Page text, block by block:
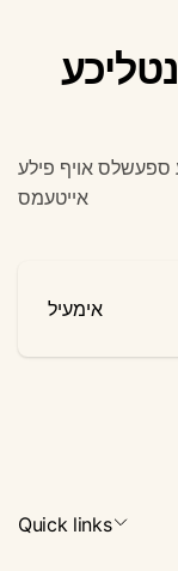
ספעשלס אויף פילע
אייטעמס
אימעיל
Quick links